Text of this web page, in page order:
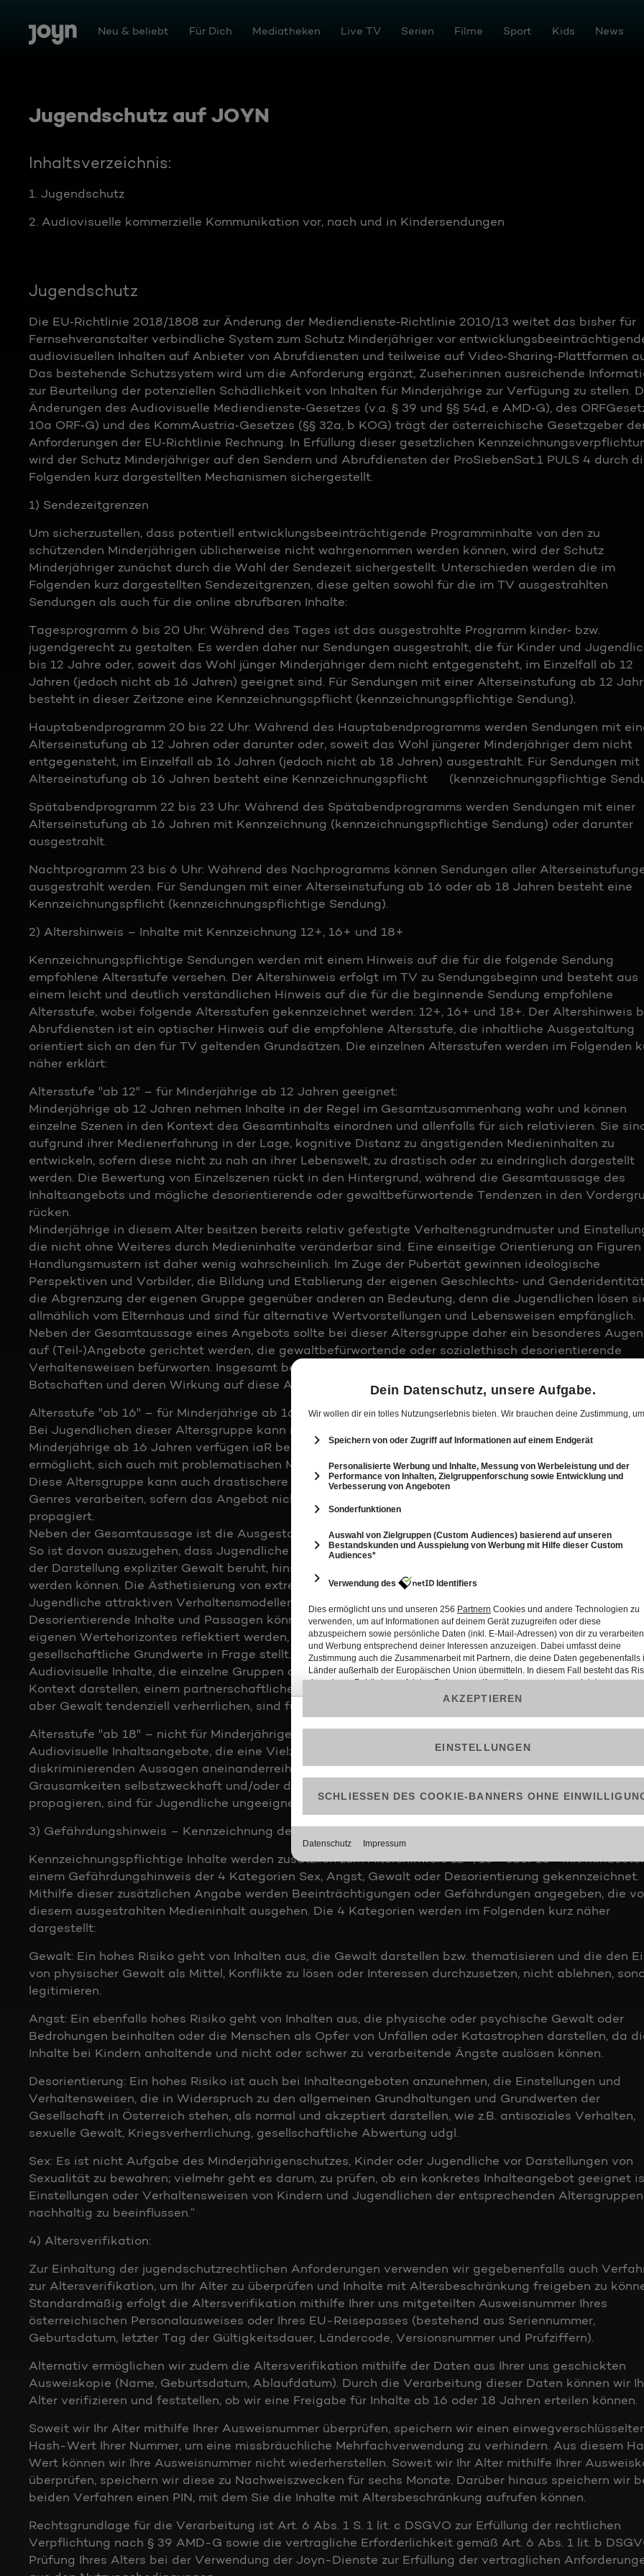
Zum Inhalt springen
Barrierefrei Neu & beliebt Für Dich Mediatheken Live TV Serien Filme Sport Kids News
Jugendschutz auf JOYN
Inhaltsverzeichnis:
1. Jugendschutz
2. Audiovisuelle kommerzielle Kommunikation vor, nach und in Kindersendungen
Jugendschutz
Die EU‐Richtlinie 2018/1808 zur Änderung der Mediendienste‐Richtlinie 2010/13 weitet das bisher für
Fernsehveranstalter verbindliche System zum Schutz Minderjähriger vor
audiovisuellen Inhalten auf Anbieter von Abrufdiensten und teilweise auf Video‐Sharing‐Plattformen
Das bestehende Schutzsystem wird um die Anforderung ergänzt, Zuseher:innen ausreichende
zur Beurteilung der potenziellen Schädlichkeit von Inhalten für Minderjährige zur Verfügung zu stellen.
Änderungen des Audiovisuelle Mediendienste‐Gesetzes (v.a. § 39 und §§ 54d, e AMD‐G), des
10a ORF‐G) und des KommAustria‐Gesetzes (§§ 32a, b KOG) trägt der österreichische Gesetzgeber
Anforderungen der EU‐Richtlinie Rechnung. In Erfüllung dieser gesetzlichen
wird der Schutz Minderjähriger auf den Sendern und Abrufdiensten der ProSiebenSat.1 PULS 4 durch
Folgenden kurz dargestellten Mechanismen sichergestellt.
1) Sendezeitgrenzen
Um sicherzustellen, dass potentiell entwicklungsbeeinträchtigende Programminhalte von den zu
schützenden Minderjährigen üblicherweise nicht wahrgenommen werden können, wird der Schutz
Minderjähriger zunächst durch die Wahl der Sendezeit sichergestellt. Unterschieden werden die im
Folgenden kurz dargestellten Sendezeitgrenzen, diese gelten sowohl für die im TV ausgestrahlten
Sendungen als auch für die online abrufbaren Inhalte:
Tagesprogramm 6 bis 20 Uhr: Während des Tages ist das ausgestrahlte Programm kinder‐ bzw.
jugendgerecht zu gestalten. Es werden daher nur Sendungen ausgestrahlt, die für Kinder und
bis 12 Jahre oder, soweit das Wohl jünger Minderjähriger dem nicht entgegensteht, im Einzelfall ab 12
Jahren (jedoch nicht ab 16 Jahren) geeignet sind. Für Sendungen mit einer Alterseinstufung ab 12
besteht in dieser Zeitzone eine Kennzeichnungspflicht (kennzeichnungspflichtige Sendung).
Hauptabendprogramm 20 bis 22 Uhr: Während des Hauptabendprogramms werden Sendungen mit
Alterseinstufung ab 12 Jahren oder darunter oder, soweit das Wohl jüngerer Minderjähriger dem nicht
entgegensteht, im Einzelfall ab 16 Jahren (jedoch nicht ab 18 Jahren) ausgestrahlt. Für Sendungen mit
Alterseinstufung ab 16 Jahren besteht eine Kennzeichnungspflicht (kennzeichnungspflichtige
Spätabendprogramm 22 bis 23 Uhr: Während des Spätabendprogramms werden Sendungen mit einer
Alterseinstufung ab 16 Jahren mit Kennzeichnung (kennzeichnungspflichtige Sendung) oder darunter
ausgestrahlt.
Nachtprogramm 23 bis 6 Uhr: Während des Nachprogramms können Sendungen aller
ausgestrahlt werden. Für Sendungen mit einer Alterseinstufung ab 16 oder ab 18 Jahren besteht eine
Kennzeichnungspflicht (kennzeichnungspflichtige Sendung).
2) Altershinweis – Inhalte mit Kennzeichnung 12+, 16+ und 18+
Kennzeichnungspflichtige Sendungen werden mit einem Hinweis auf die für die folgende Sendung
empfohlene Altersstufe versehen. Der Altershinweis erfolgt im TV zu Sendungsbeginn und besteht aus
einem leicht und deutlich verständlichen Hinweis auf die für die beginnende Sendung empfohlene
Altersstufe, wobei folgende Altersstufen gekennzeichnet werden: 12+, 16+ und 18+. Der Altershinweis
Abrufdiensten ist ein optischer Hinweis auf die empfohlene Altersstufe, die inhaltliche Ausgestaltung
orientiert sich an den für TV geltenden Grundsätzen. Die einzelnen Altersstufen werden im Folgenden
näher erklärt:
Altersstufe "ab 12" – für Minderjährige ab 12 Jahren geeignet:
Minderjährige ab 12 Jahren nehmen Inhalte in der Regel im Gesamtzusammenhang wahr und können
einzelne Szenen in den Kontext des Gesamtinhalts einordnen und allenfalls für sich relativieren. Sie
aufgrund ihrer Medienerfahrung in der Lage, kognitive Distanz zu ängstigenden Medieninhalten zu
entwickeln, sofern diese nicht zu nah an ihrer Lebenswelt, zu drastisch oder zu eindringlich dargestellt
werden. Die Bewertung von Einzelszenen rückt in den Hintergrund, während die Gesamtaussage des
Inhaltsangebots und mögliche desorientierende oder gewaltbefürwortende Tendenzen in den
rücken.
Minderjährige in diesem Alter besitzen bereits relativ gefestigte Verhaltensgrundmuster und
die nicht ohne Weiteres durch Medieninhalte veränderbar sind. Eine einseitige Orientierung an Figuren
Handlungsmustern ist daher wenig wahrscheinlich. Im Zuge der Pubertät gewinnen ideologische
Perspektiven und Vorbilder, die Bildung und Etablierung der eigenen Geschlechts‐ und
die Abgrenzung der eigenen Gruppe gegenüber anderen an Bedeutung, denn die Jugendlichen lösen
allmählich vom Elternhaus und sind für alternative Wertvorstellungen und Lebensweisen empfänglich.
Neben der Gesamtaussage eines Angebots sollte bei dieser Altersgruppe daher ein besonderes
auf (Teil‐)Angebote gerichtet werden, die gewaltbefürwortende oder sozialethisch desorientierende
Verhaltensweisen befürworten. Insgesamt bedarf es eines Hinterfragens der im Inhaltsangebot
Botschaften und deren Wirkung auf diese Altersgruppe.
Altersstufe "ab 16" – für Minderjährige ab 16 Jahren geeignet:
Bei Jugendlichen dieser Altersgruppe kann man von einer relativ hohen Medienkompetenz ausgehen.
Minderjährige ab 16 Jahren verfügen iaR bereits über eine gefestigte Werteorientierung, die es ihnen
ermöglicht, sich auch mit problematischen Medieninhalten kritisch auseinanderzusetzen.
Diese Altersgruppe kann auch drastischere Darstellungen von Gewalt im Kontext des Angebots oder
Genres verarbeiten, sofern das Angebot nicht in seiner Gesamttendenz Gewalt als Mittel der
propagiert.
Neben der Gesamtaussage ist die Ausgestaltung und Jugendaffinität der Darstellung zu
So ist davon auszugehen, dass Jugendliche in diesem Alter von Angeboten, deren Spannung
der Darstellung expliziter Gewalt beruht, hinsichtlich ihrer Wahrnehmung von realer Gewalt
werden können. Die Ästhetisierung von extremer Gewalt kann insbesondere in Verbindung mit für
Jugendliche attraktiven Verhaltensmodellen eine Gewaltfaszination verstärken.
Desorientierende Inhalte und Passagen können von Minderjährigen dieses Alters vor dem Hintergrund
eigenen Wertehorizontes reflektiert werden, sofern das Angebot nicht in seiner Gesamttendenz
gesellschaftliche Grundwerte in Frage stellt.
Audiovisuelle Inhalte, die einzelne Gruppen diskriminieren, Sexualität in einem menschenverachtenden
Kontext darstellen, einem partnerschaftlichen Rollenverhältnis der Geschlechter entgegenstehen, vor
aber Gewalt tendenziell verherrlichen, sind für diese Altersstufe ungeeignet.
Altersstufe "ab 18" – nicht für Minderjährige geeignet:
Audiovisuelle Inhaltsangebote, die eine Vielzahl von detailliert geschilderten Gewaltszenen oder
diskriminierenden Aussagen aneinanderreihen, ohne diese zu relativieren oder zu kommentieren, oder
Grausamkeiten selbstzweckhaft und/oder detailliert darstellen, oder die Gewalt als Mittel der
propagieren, sind für Jugendliche ungeeignet.
3) Gefährdungshinweis – Kennzeichnung der Inhalte mit "Sex", "Angst", "Gewalt" oder "Desorientierung"
Kennzeichnungspflichtige Inhalte werden zusätzlich zum Altershinweis 12+, 16+ oder 18+ mit
einem Gefährdungshinweis der 4 Kategorien Sex, Angst, Gewalt oder Desorientierung gekennzeichnet.
Mithilfe dieser zusätzlichen Angabe werden Beeinträchtigungen oder Gefährdungen angegeben, die
diesem ausgestrahlten Medieninhalt ausgehen. Die 4 Kategorien werden im Folgenden kurz näher
dargestellt:
Gewalt: Ein hohes Risiko geht von Inhalten aus, die Gewalt darstellen bzw. thematisieren und die den
von physischer Gewalt als Mittel, Konflikte zu lösen oder Interessen durchzusetzen, nicht ablehnen,
legitimieren.
Angst: Ein ebenfalls hohes Risiko geht von Inhalten aus, die physische oder psychische Gewalt oder
Bedrohungen beinhalten oder die Menschen als Opfer von Unfällen oder Katastrophen darstellen, da
Inhalte bei Kindern anhaltende und nicht oder schwer zu verarbeitende Ängste auslösen können.
Desorientierung: Ein hohes Risiko ist auch bei Inhalteangeboten anzunehmen, die Einstellungen und
Verhaltensweisen, die in Widerspruch zu den allgemeinen Grundhaltungen und Grundwerten der
Gesellschaft in Österreich stehen, als normal und akzeptiert darstellen, wie z.B. antisoziales Verhalten,
sexuelle Gewalt, Kriegsverherrlichung, gesellschaftliche Abwertung udgl.
Sex: Es ist nicht Aufgabe des Minderjährigenschutzes, Kinder oder Jugendliche vor Darstellungen von
Sexualität zu bewahren; vielmehr geht es darum, zu prüfen, ob ein konkretes Inhalteangebot geeignet
Einstellungen oder Verhaltensweisen von Kindern und Jugendlichen der entsprechenden Altersgruppen
nachhaltig zu beeinflussen.“
4) Altersverifikation:
Zur Einhaltung der jugendschutzrechtlichen Anforderungen verwenden wir gegebenenfalls auch
zur Altersverifikation, um Ihr Alter zu überprüfen und Inhalte mit Altersbeschränkung freigeben zu
Standardmäßig erfolgt die Altersverifikation mithilfe Ihrer uns mitgeteilten Ausweisnummer Ihres
österreichischen Personalausweises oder Ihres EU-Reisepasses (bestehend aus Seriennummer,
Geburtsdatum, letzter Tag der Gültigkeitsdauer, Ländercode, Versionsnummer und Prüfziffern).
Alternativ ermöglichen wir zudem die Altersverifikation mithilfe der Daten aus Ihrer uns geschickten
Ausweiskopie (Name, Geburtsdatum, Ablaufdatum). Durch die Verarbeitung dieser Daten können wir
Alter verifizieren und feststellen, ob wir eine Freigabe für Inhalte ab 16 oder 18 Jahren erteilen können.
Soweit wir Ihr Alter mithilfe Ihrer Ausweisnummer überprüfen, speichern wir einen
Hash-Wert Ihrer Nummer, um eine missbräuchliche Mehrfachverwendung zu verhindern. Aus diesem
Wert können wir Ihre Ausweisnummer nicht wiederherstellen. Soweit wir Ihr Alter mithilfe Ihrer
überprüfen, speichern wir diese zu Nachweiszwecken für sechs Monate. Darüber hinaus speichern wir
beiden Verfahren einen PIN, mit dem Sie die Inhalte mit Altersbeschränkung aufrufen können.
Rechtsgrundlage für die Verarbeitung ist Art. 6 Abs. 1 S. 1 lit. c DSGVO zur Erfüllung der rechtlichen
Verpflichtung nach § 39 AMD-G sowie die vertragliche Erforderlichkeit gemäß Art. 6 Abs. 1 lit. b
Prüfung Ihres Alters bei der Verwendung der Joyn-Dienste zur Erfüllung der vertraglichen